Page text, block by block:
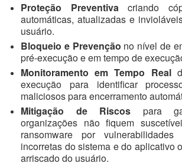
Proteção Preventivacriando
automáticas, atualizadas e
usuário.
Bloqueio e Prevenção no nível de
pré-execução e em tempo de
Monitoramento em Tempo Real
execução para identificar
maliciosos para encerramento
Mitigação de Riscos para
organizações não fiquem
ransomware por vulnerabilidades
incorretas do sistema e do aplicativo
arriscado do usuário.